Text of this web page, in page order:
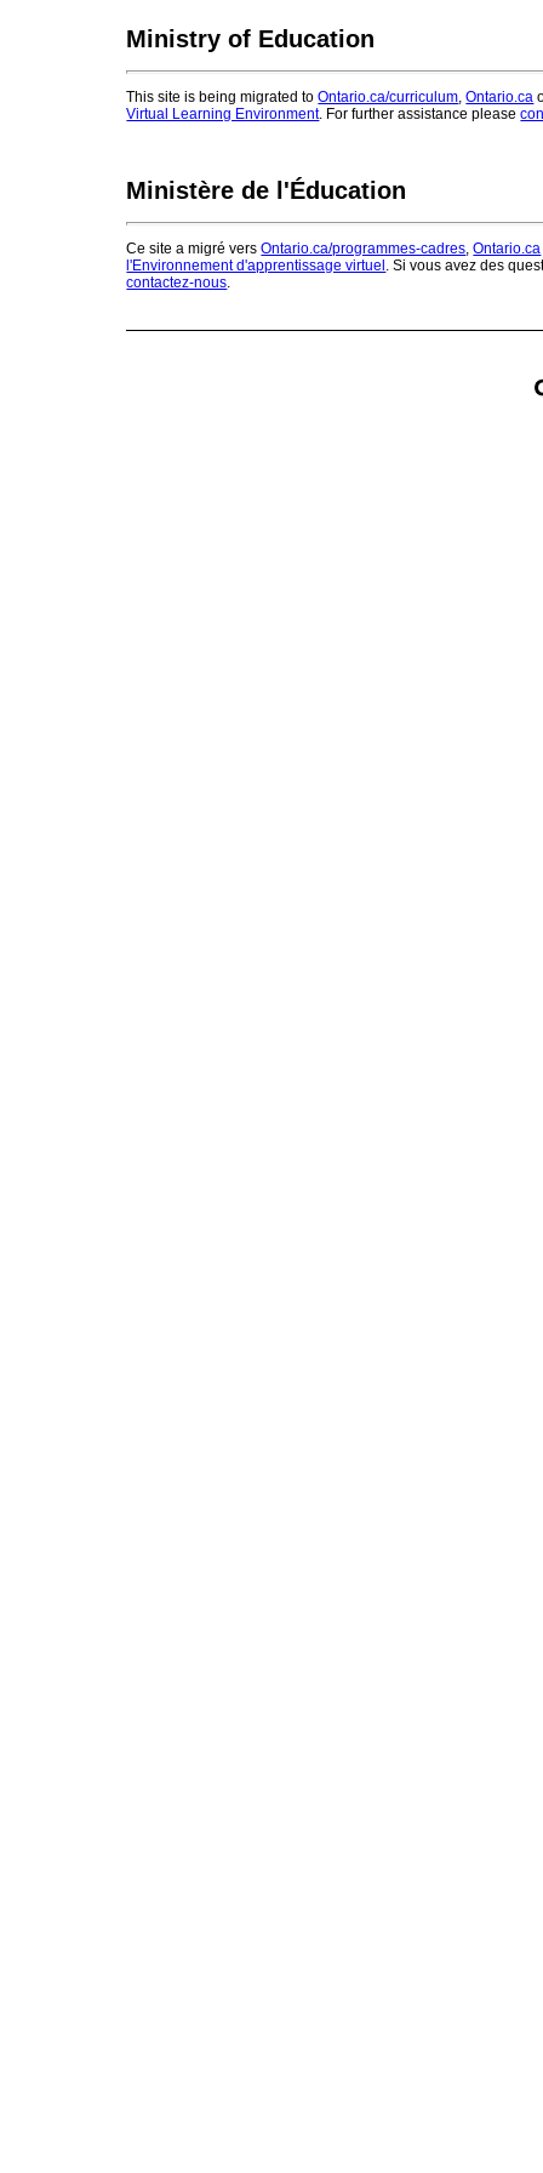
Ministry of Education
This site is being migrated toOntario.ca/curriculum ,Ontario.ca
Virtual Learning Environment. For further assistance please
Ministère de l'Éducation
Ce site a migré versOntario.ca/programmes-cadres ,Ontario.ca
l'Environnement d'apprentissage virtuel . Si vous avez des
contactez-nous